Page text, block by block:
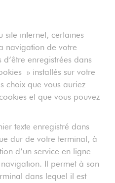
site internet, certaines
navigation de votre
enregistrées dans
» installés sur votre
choix que vous auriez
et que vous pouvez
texte enregistré dans
dur de votre terminal, à
d’un service en ligne
Il permet à son
dans lequel il est